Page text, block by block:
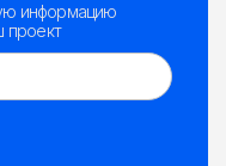
информацию
проект